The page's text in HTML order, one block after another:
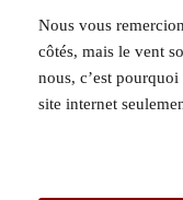
Nous
Nous vous
côtés, mais le vent
nous, c’est
site internet